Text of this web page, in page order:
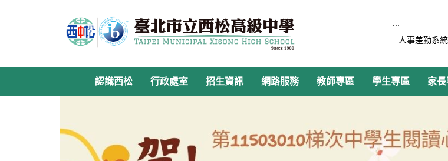
容
:::
人事差勤系統
認識西松 行政處室 招生資訊 網路服務 教師專區 學生專區 家